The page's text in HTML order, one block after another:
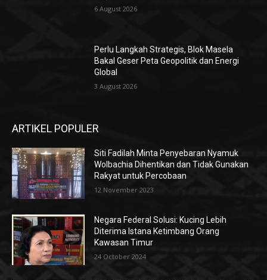
6 August 2026
Perlu Langkah Strategis, ​Blok Masela
Bakal Geser Peta Geopolitik dan Energi
Global
3 August 2026
ARTIKEL POPULER
Siti Fadilah Minta Penyebaran Nyamuk
Wolbachia Dihentikan dan Tidak Gunakan
Rakyat untuk Percobaan
12 November 2023
Negara Federal Solusi: Kucing Lebih
Diterima Istana Ketimbang Orang
Kawasan Timur
24 October 2024